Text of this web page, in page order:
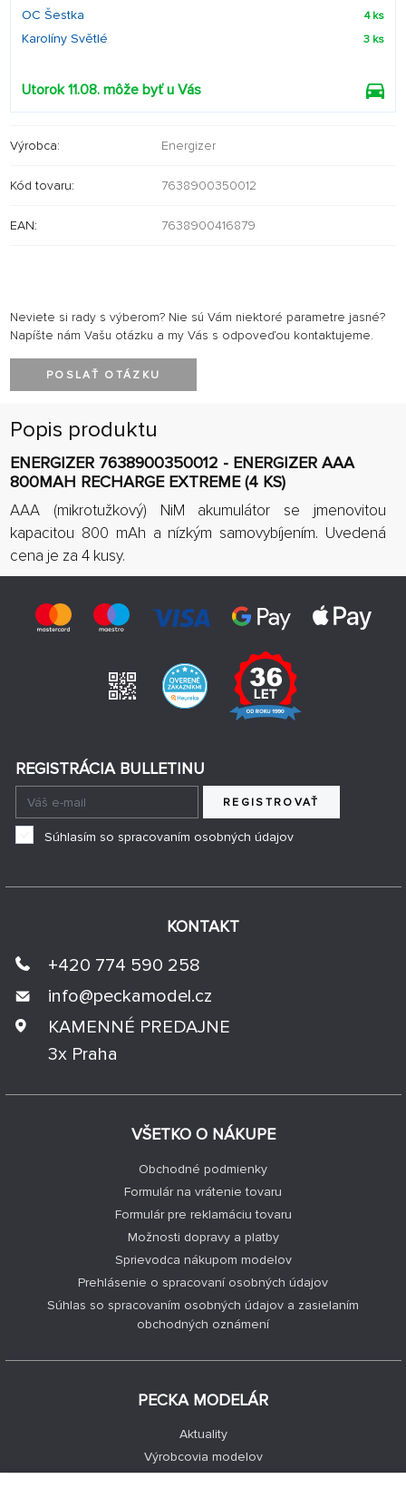
OC Šestka 4 ks
Karolíny Světlé 3 ks
Utorok 11.08. môže byť u Vás
Výrobca: Energizer
Kód tovaru: 7638900350012
EAN: 7638900416879
Neviete si rady s výberom? Nie sú Vám niektoré parametre jasné?
Napíšte nám Vašu otázku a my Vás s odpoveďou kontaktujeme.
POSLAŤ OTÁZKU
Popis produktu
ENERGIZER 7638900350012 - ENERGIZER AAA
800MAH RECHARGE EXTREME (4 KS)
AAA (mikrotužkový) NiM akumulátor se jmenovitou
kapacitou 800 mAh a nízkým samovybíjením. Uvedená
cena je za 4 kusy.
VŠETKO O NÁKUPE
Obchodné podmienky
Formulár na vrátenie tovaru
Formulár pre reklamáciu tovaru
Možnosti dopravy a platby
Sprievodca nákupom modelov
Prehlásenie o spracovaní osobných údajov
Súhlas so spracovaním osobných údajov a zasielaním
obchodných oznámení
PECKA MODELÁR
Aktuality
Výrobcovia modelov
KONTAKT
+420 774 590 258
info@peckamodel.cz
KAMENNÉ PREDAJNE
3x Praha
REGISTRÁCIA BULLETINU
REGISTROVAŤ
Súhlasím so spracovaním osobných údajov